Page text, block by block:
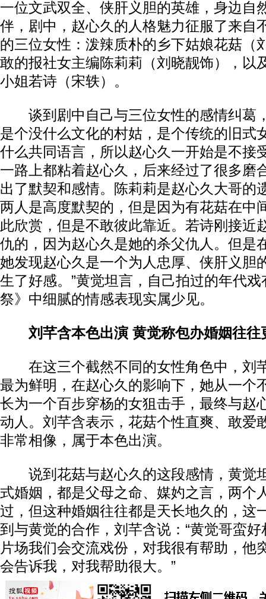
一位文武双全、侠肝义胆的英雄，身边自
伴，剧中，赵心久的人格魅力征服了来自
的三位女性：泼辣质朴的乡下姑娘花菇（
敢的报社女主编陈莉莉（刘晓靓饰），以
小姐若诗（宋轶）。
谈到剧中自己与三位女性的感情纠葛
是个没什么文化的村姑，是个传统的旧式
什么共同语言，所以赵心久一开始是不接
一路上都粘着赵心久，后来经过了很多磨
出了默契和感情。陈莉莉是赵心久大哥的
两人是高度默契的，但是因为有花菇在中
此欣赏，但是不敢彼此靠近。若诗刚接近
仇的，因为赵心久是她的杀父仇人。但是
她发现赵心久是一个为人忠厚、侠肝义胆
生了好感。”黄觉坦言，自己拍过的年代
祭》中细腻的情感表现实属少见。
刘芊含本色出演 黄觉称包办婚姻往往
在这三个截然不同的女性角色中，刘
最为鲜明，在赵心久的影响下，她从一个
长为一个百步穿杨的女狙击手，最终与赵
动人。刘芊含表示，花菇个性直爽、敢爱
非常相像，属于本色出演。
说到花菇与赵心久的这段感情，黄觉
式婚姻，都是父母之命、媒妁之言，两个
过，但这种婚姻往往都是天长地久的，这
到与黄觉的合作，刘芊含说：“黄觉哥蛮
片场我们会交流戏份，对我很有帮助，他
会告诉我，对我帮助很大。”